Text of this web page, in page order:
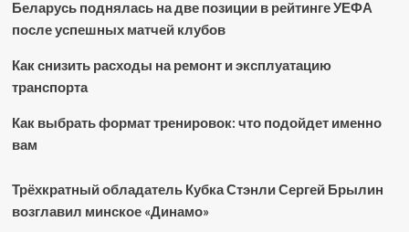
Беларусь поднялась на две позиции в рейтинге УЕФА
после успешных матчей клубов
Как снизить расходы на ремонт и эксплуатацию
транспорта
Как выбрать формат тренировок: что подойдет именно
вам
Трёхкратный обладатель Кубка Стэнли Сергей Брылин
возглавил минское «Динамо»